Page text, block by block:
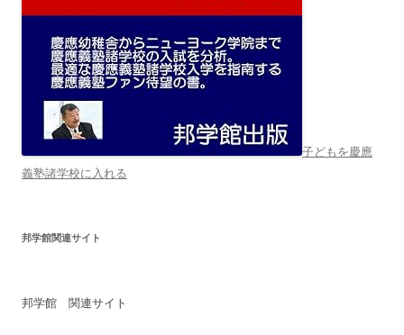
子どもを慶應
義塾諸学校に入れる
邦学館関連サイト
邦学館 関連サイト